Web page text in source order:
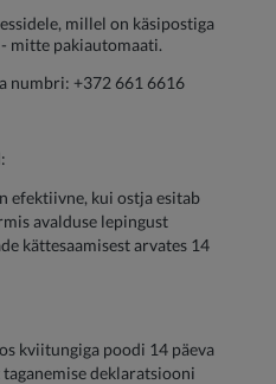
millel on käsipostiga
mitte pakiautomaati.
numbri: +372 661 6616
efektiivne, kui ostja esitab
avalduse lepingust
kättesaamisest arvates 14
kviitungiga poodi 14 päeva
deklaratsiooni